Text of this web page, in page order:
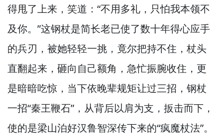
得甩了上来， 笑道：“不用多礼， 只怕我本领不
及你。”这钢杖是简长老已使了数十年得心应手
的兵刃， 被她轻轻一挑， 竟尔把持不住， 杖头
直翻起来， 砸向自己额角， 急忙振腕收住， 更
是暗暗吃惊， 当下依晚辈规矩让过三招， 钢杖
一招“秦王鞭石”， 从背后以肩为支， 扳击而下，
使的是梁山泊好汉鲁智深传下来的“疯魔杖法”。